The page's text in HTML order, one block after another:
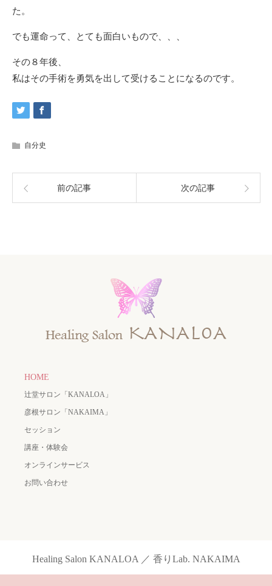
た。
でも運命って、とても面白いもので、、、
その８年後、
私はその手術を勇気を出して受けることになるのです。
自分史
前の記事 次の記事
HOME
辻堂サロン「KANALOA」
彦根サロン「NAKAIMA」
セッション
講座・体験会
オンラインサービス
お問い合わせ
Healing Salon KANALOA ／ 香りLab. NAKAIMA